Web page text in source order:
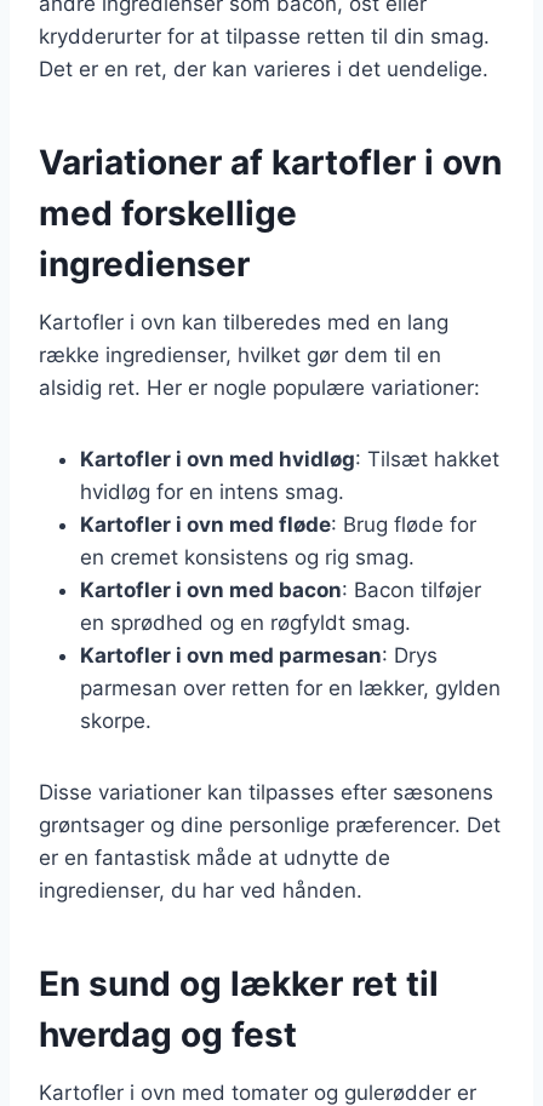
krydderurter for at tilpasse retten til din smag.
Det er en ret, der kan varieres i det uendelige.
Variationer af kartofler i ovn
med forskellige
ingredienser
Kartofler i ovn kan tilberedes med en lang
række ingredienser, hvilket gør dem til en
alsidig ret. Her er nogle populære variationer:
Kartofler i ovn med hvidløg: Tilsæt hakket
hvidløg for en intens smag.
Kartofler i ovn med fløde: Brug fløde for
en cremet konsistens og rig smag.
Kartofler i ovn med bacon: Bacon tilføjer
en sprødhed og en røgfyldt smag.
Kartofler i ovn med parmesan: Drys
parmesan over retten for en lækker, gylden
skorpe.
Disse variationer kan tilpasses efter sæsonens
grøntsager og dine personlige præferencer. Det
er en fantastisk måde at udnytte de
ingredienser, du har ved hånden.
En sund og lækker ret til
hverdag og fest
Kartofler i ovn med tomater og gulerødder er